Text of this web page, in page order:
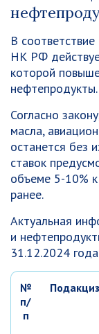
В
НК РФ
которой
нефтепродукты.
Согласно
масла,
останется без
ставок
объеме 5-10%
ранее.
Актуальная
и
31.12.2024
№
п/
п